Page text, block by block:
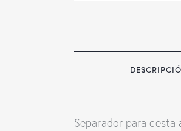
Separador para cesta